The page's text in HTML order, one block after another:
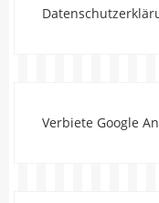
Verbiete Google